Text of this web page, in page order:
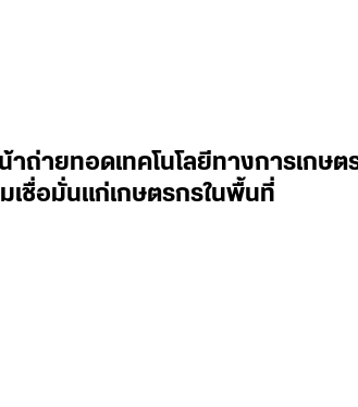
ถ่ายทอดเทคโนโลยีทางการเกษ
ชื่อมั่นแก่เกษตรกรในพื้นที่